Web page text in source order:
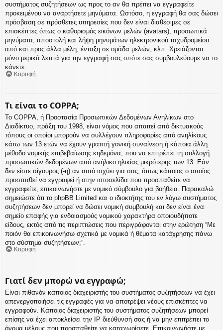
συστήματος συζητήσεων ως προς το αν θα πρέπει να εγγραφείτε
προκειμένου να αναρτήσετε μηνύματα. Ωστόσο, η εγγραφή θα σας δώσει
πρόσβαση σε πρόσθετες υπηρεσίες που δεν είναι διαθέσιμες σε
επισκέπτες όπως ο καθορισμός εικόνων μελών (avatars), προσωπικά
μηνύματα, αποστολή και λήψη μηνυμάτων ηλεκτρονικού ταχυδρομείου
από και προς άλλα μέλη, ένταξη σε ομάδα μελών, κλπ. Χρειάζονται
μόνο μερικά λεπτά για την εγγραφή σας οπότε σας συμβουλεύουμε να το
κάνετε.
Κορυφή
Τι είναι το COPPA;
Το COPPA, ή Προστασία Προσωπικών Δεδομένων Ανηλίκων στο
Διαδίκτυο, πράξη του 1998, είναι νόμος που απαιτεί από δικτυακούς
τόπους οι οποίοι μπορούν να συλλέγουν πληροφορίες από ανηλίκους
κάτω των 13 ετών να έχουν γραπτή γονική συναίνεση ή κάποια άλλη
μέθοδο νομικής επιβεβαίωσης κηδεμόνα, που να επιτρέπει τη συλλογή
προσωπικών δεδομένων από ανήλικο ηλικίας μικρότερης των 13. Εάν
δεν είστε σίγουρος (-η) αν αυτό ισχύει για σας, όπως κάποιος ο οποίος
προσπαθεί να εγγραφεί ή στην ιστοσελίδα που προσπαθείτε να
εγγραφείτε, επικοινωνήστε με νομικό σύμβουλο για βοήθεια. Παρακαλώ
σημειώστε ότι το phpBB Limited και ο ιδιοκτήτης του εν λόγω συστήματος
συζητήσεων δεν μπορεί να δώσει νομική συμβουλή και δεν είναι ένα
σημείο επαφής για ενδοιασμούς νομικού χαρακτήρα οποιουδήποτε
είδους, εκτός από τις περιπτώσεις που περιγράφονται στην ερώτηση “Με
ποιόν θα επικοινωνήσω σχετικά με νομικά ή θέματα κατάχρησης πάνω
στο σύστημα συζητήσεων;”.
Κορυφή
Γιατί δεν μπορώ να εγγραφώ;
Είναι πιθανόν κάποιος διαχειριστής του συστήματος συζητήσεων να έχει
απενεργοποιήσει τις εγγραφές για να αποτρέψει νέους επισκέπτες να
εγγραφούν. Κάποιος διαχειριστής του συστήματος συζητήσεων μπορεί
επίσης να έχει αποκλείσει την IP διεύθυνσή σας ή να μην επιτρέπει το
όνομα μέλους που προσπαθείτε να καταχωρίσετε. Επικοινωνήστε με